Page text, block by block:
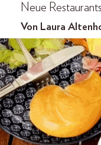
Neue
Von Laura